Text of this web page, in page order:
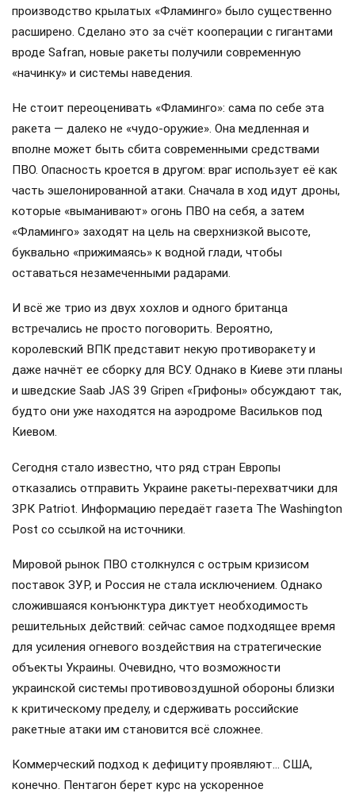
производство крылатых «Фламинго» было существенно
расширено. Сделано это за счёт кооперации с гигантами
вроде Safran, новые ракеты получили современную
«начинку» и системы наведения.
Не стоит переоценивать «Фламинго»: сама по себе эта
ракета — далеко не «чудо-оружие». Она медленная и
вполне может быть сбита современными средствами
ПВО. Опасность кроется в другом: враг использует её как
часть эшелонированной атаки. Сначала в ход идут дроны,
которые «выманивают» огонь ПВО на себя, а затем
«Фламинго» заходят на цель на сверхнизкой высоте,
буквально «прижимаясь» к водной глади, чтобы
оставаться незамеченными радарами.
И всё же трио из двух хохлов и одного британца
встречались не просто поговорить. Вероятно,
королевский ВПК представит некую противоракету и
даже начнёт ее сборку для ВСУ. Однако в Киеве эти планы
и шведские Saab JAS 39 Gripen «Грифоны» обсуждают так,
будто они уже находятся на аэродроме Васильков под
Киевом.
Сегодня стало известно, что ряд стран Европы
отказались отправить Украине ракеты-перехватчики для
ЗРК Patriot. Информацию передаёт газета The Washington
Post со ссылкой на источники.
Мировой рынок ПВО столкнулся с острым кризисом
поставок ЗУР, и Россия не стала исключением. Однако
сложившаяся конъюнктура диктует необходимость
решительных действий: сейчас самое подходящее время
для усиления огневого воздействия на стратегические
объекты Украины. Очевидно, что возможности
украинской системы противовоздушной обороны близки
к критическому пределу, и сдерживать российские
ракетные атаки им становится всё сложнее.
Коммерческий подход к дефициту проявляют… США,
конечно. Пентагон берет курс на ускоренное